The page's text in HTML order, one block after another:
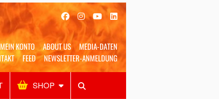
MEIN KONTO ABOUT US
MEDIA-DATEN
FEED NEWSLETTER-ANMELDUNG
SHOP
Alles Shop SUCHEN